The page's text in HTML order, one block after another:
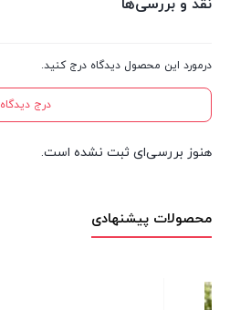
نقد و بررسی‌ها
درمورد این محصول دیدگاه درج کنید.
درج دیدگاه
هنوز بررسی‌ای ثبت نشده است.
محصولات پیشنهادی